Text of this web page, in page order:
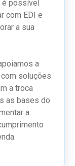
possível
com EDI e
a sua
a
soluções
a troca
as bases do
a